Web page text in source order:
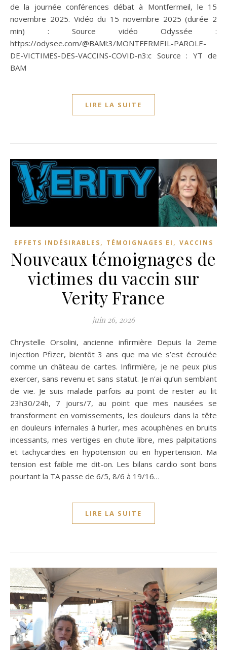
de la journée conférences débat à Montfermeil, le 15
novembre 2025. Vidéo du 15 novembre 2025 (durée 2
min) : Source vidéo Odyssée :
https://odysee.com/@BAM!:3/MONTFERMEIL-PAROLE-
DE-VICTIMES-DES-VACCINS-COVID-n3:c Source : YT de
BAM
LIRE LA SUITE
EFFETS INDÉSIRABLES, TÉMOIGNAGES EI , VACCINS
Nouveaux témoignages de
victimes du vaccin sur
Verity France
juin 26, 2026
Chrystelle Orsolini, ancienne infirmière Depuis la 2eme
injection Pfizer, bientôt 3 ans que ma vie s’est écroulée
comme un château de cartes. Infirmière, je ne peux plus
exercer, sans revenu et sans statut. Je n’ai qu’un semblant
de vie. Je suis malade parfois au point de rester au lit
23h30/24h, 7 jours/7, au point que mes nausées se
transforment en vomissements, les douleurs dans la tête
en douleurs infernales à hurler, mes acouphènes en bruits
incessants, mes vertiges en chute libre, mes palpitations
et tachycardies en hypotension ou en hypertension. Ma
tension est faible me dit-on. Les bilans cardio sont bons
pourtant la TA passe de 6/5, 8/6 à 19/16…
LIRE LA SUITE